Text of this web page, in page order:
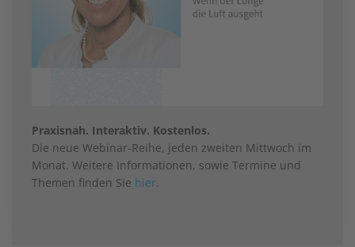
Praxisnah. Interaktiv. Kostenlos.
Die neue Webinar-Reihe, jeden zweiten Mittwoch im
Monat. Weitere Informationen, sowie Termine und
Themen finden Sie hier.